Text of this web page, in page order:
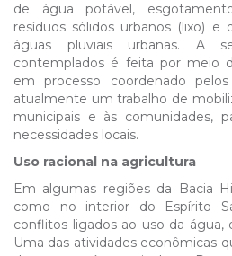
de água potável,
resíduos sólidos urbanos (lixo)
águas pluviais urbanas. A
contemplados é feita por meio
em processo coordenado
atualmente um trabalho de
municipais e às comunidades,
necessidades locais.
Uso racional na agricultura
Em algumas regiões da Bacia
como no interior do Espírito
conflitos ligados ao uso da água,
Uma das atividades econômicas